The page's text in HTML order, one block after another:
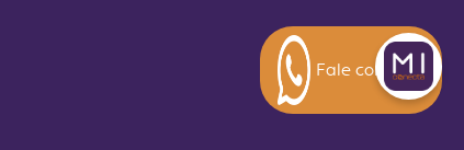
Fale conosco